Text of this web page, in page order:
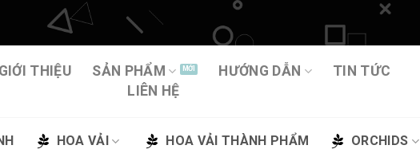
GIỚI THIỆU SẢN PHẨM HƯỚNG DẪN
TIN TỨC
LIÊN HỆ
HOA VẢI HOA VẢI THÀNH PHẨM ORCHIDS